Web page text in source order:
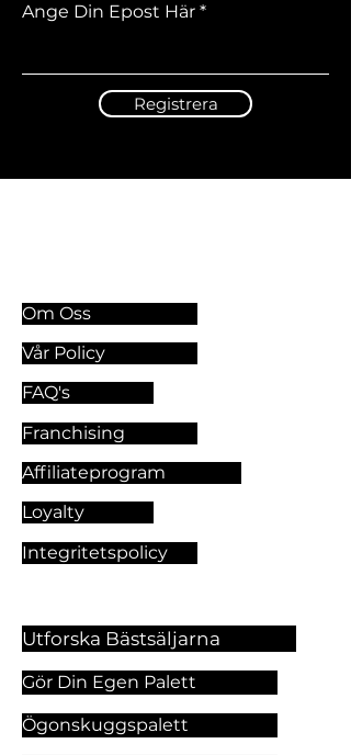
Ange Din Epost Här
Registrera
Om Oss
Vår Policy
FAQ's
Franchising
Affiliateprogram
Loyalty
Integritetspolicy
Utforska Bästsäljarna
Gör Din Egen Palett
Ögonskuggspalett